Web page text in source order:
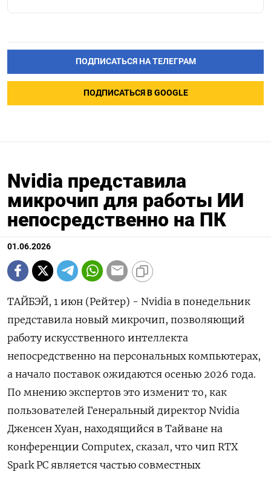
ПОДПИСАТЬСЯ НА ТЕЛЕГРАМ
ПОДПИСАТЬСЯ В GOOGLE
Nvidia представила
микрочип для работы ИИ
непосредственно на ПК
01.06.2026
ТАЙБЭЙ, 1 июн (Рейтер) - Nvidia в понедельник
представила новый микрочип, позволяющий
работу искусственного интеллекта
непосредственно ‌на персональных компьютерах,
а начало поставок ожидаются осенью 2026 года.
По мнению экспертов это изменит ​то, как ​
пользователей Генеральный ​директор Nvidia
⁠Дженсен Хуан, находящийся ‌в Тайване на
конференции ‌Computex, сказал, что чип RTX
Spark PC ​является частью совместных